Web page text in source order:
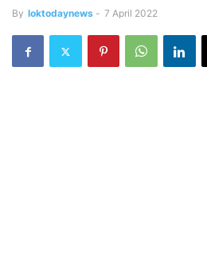
By loktodaynews - 7 April 2022